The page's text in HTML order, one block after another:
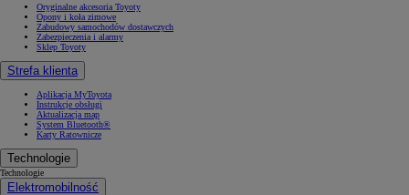
Oryginalne akcesoria Toyoty
Opony i koła zimowe
Zabudowy samochodów dostawczych
Zabezpieczenia i alarmy
Sklep Toyoty
Strefa klienta
Aplikacja MyToyota
Instrukcje obsługi
Aktualizacja map
System Bluetooth®
Karty Ratownicze
Technologie
Technologie
Elektromobilność